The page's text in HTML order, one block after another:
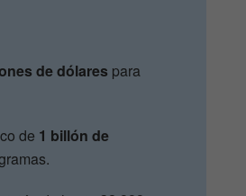
de dólares para
de 1 billón de